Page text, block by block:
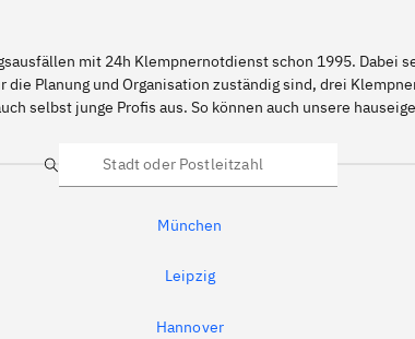
mit 24h Klempnernotdienst schon 1995. Dabei
Planung und Organisation zuständig sind, drei
selbst junge Profis aus. So können auch unsere
Suche
München
Leipzig
Hannover